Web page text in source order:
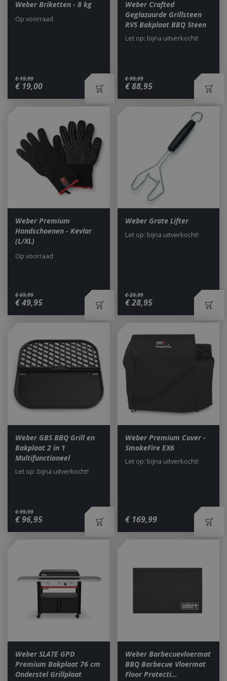
Weber Briketten - 8 kg
€ 19,99
€ 19,00
Op voorraad
Weber Crafted
Geglazuurde Grillsteen
RVS Bakplaat BBQ Steen
€ 99,99
€ 88,95
Let op: bijna uitverkocht!
Weber Premium
Handschoenen - Kevlar
(L/XL)
€ 59,99
€49,95
Op voorraad
Weber Grate Lifter
€ 29,99
€28,95
Let op: bijna uitverkocht!
Weber GBS BBQ Grill en
Bakplaat 2 in 1
Multifunctioneel
€ 99,99
€96,95
Let op: bijna uitverkocht!
Weber Premium Cover -
SmokeFire EX6
€ 169,99
Let op: bijna uitverkocht!
Weber SLATE GPD
Premium Bakplaat 76 cm
Onderstel Grillplaat
Weber Barbecuevloermat
BBQ Barbecue Vloermat
Floor Protecti…